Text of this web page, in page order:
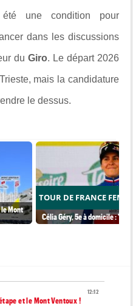
été une condition pour
dans les discussions
du Giro. Le départ 2026
mais la candidature
le dessus.
Mont
TOUR DE FRANCE
Célia Géry, 5e à domicile :
12:12
et le Mont Ventoux !